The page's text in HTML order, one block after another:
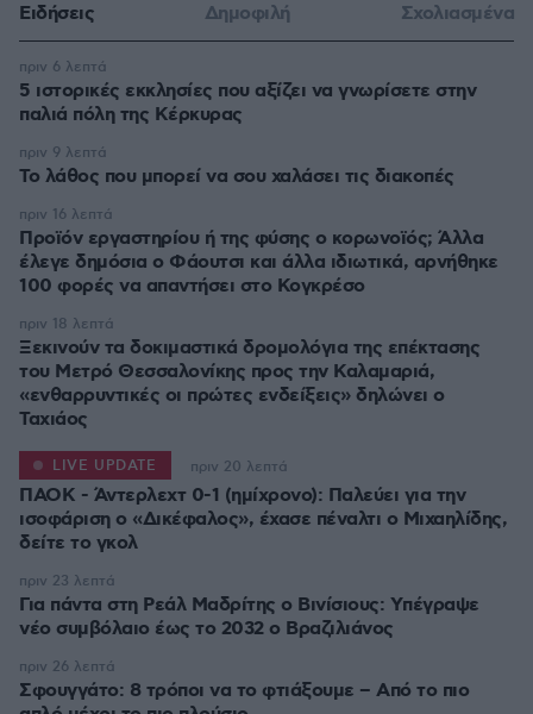
Ειδήσεις Δημοφιλή Σχολιασμένα
5 ιστορικές εκκλησίες που αξίζει να γνωρίσετε στην
παλιά πόλη της Κέρκυρας
πριν 6 λεπτά
Το λάθος που μπορεί να σου χαλάσει τις διακοπές
πριν 9 λεπτά
Προϊόν εργαστηρίου ή της φύσης ο κορωνοϊός; Άλλα
έλεγε δημόσια ο Φάουτσι και άλλα ιδιωτικά, αρνήθηκε
100 φορές να απαντήσει στο Κογκρέσο
πριν 16 λεπτά
Ξεκινούν τα δοκιμαστικά δρομολόγια της επέκτασης
του Μετρό Θεσσαλονίκης προς την Καλαμαριά,
«ενθαρρυντικές οι πρώτες ενδείξεις» δηλώνει ο
Ταχιάος
πριν 18 λεπτά
ΠΑΟΚ - Άντερλεχτ 0-1 (ημίχρονο): Παλεύει για την
ισοφάριση ο «Δικέφαλος», έχασε πέναλτι ο Μιχαηλίδης,
LIVE UPDATE πριν 20 λεπτά
Για πάντα στη Ρεάλ Μαδρίτης ο Βινίσιους: Yπέγραψε
νέο συμβόλαιο έως το 2032 ο Βραζιλιάνος
πριν 23 λεπτά
Σφουγγάτο: 8 τρόποι να το φτιάξουμε – Από το πιο
πριν 26 λεπτά